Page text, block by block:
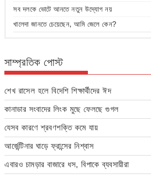
সব দলকে ভোটে আনতে নতুন উদ্যোগ নয়
খালেদা জানতে চেয়েছেন, আমি জেলে কেন?
সাম্প্রতিক পোস্ট
শেখ রাসেল হলে বিদেশি শিক্ষার্থীদের ঈদ
কানাডার সংবাদের লিংক মুছে ফেলছে গুগল
যেসব কারণে শ্রবণশক্তি কমে যায়
আর্জেন্টিনার ঘাড়ে ফ্রান্সের নিশ্বাস
এবারও চামড়ার বাজারে ধস, বিপাকে ব্যবসায়ীরা